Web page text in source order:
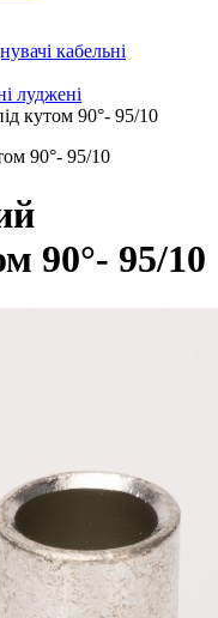
кабельні
луджені
кутом 90°- 95/10
90°- 95/10
90°- 95/10